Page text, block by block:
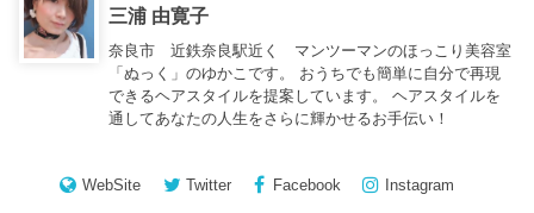
三浦 由寛子
奈良市 近鉄奈良駅近く マンツーマンのほっこり美容室
「ぬっく」のゆかこです。 おうちでも簡単に自分で再現
できるヘアスタイルを提案しています。 ヘアスタイルを
通してあなたの人生をさらに輝かせるお手伝い！
WebSite Twitter Facebook Instagram